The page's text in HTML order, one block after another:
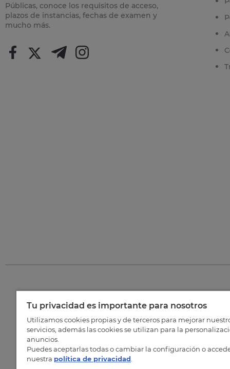
Públicas, conoce los requisitos de acceso,
plazos de instancias, fechas de examen y
mucho más.
Tu privacidad es importante para nosotros
Utilizamos cookies propias y de terceros para mejorar
servicios, además las cookies se utilizan para la
anuncios.
Puedes aceptarlas todas o cambiar la configuración o
nuestra política de privacidad